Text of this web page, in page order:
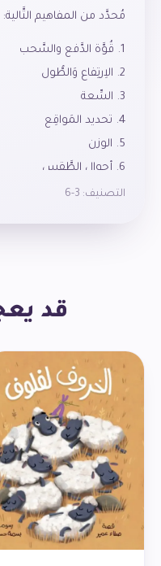
مُحدَّد من المفاهيم التَّالية:
1. قُوَّة الدَّفع والسَّحب
2. الاِرتِفاع وَالطُّول
3. السِّعة
4. تحديد المَواقِع
5. الوزن
6. أحوال الطَّقس
يُرافقُ الأهل أطفالَهم
الإرشادات المَوجودَة في
في تركيز المُصطلحات
التصنيف: 3-6
قد